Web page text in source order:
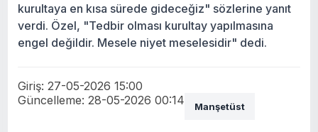
kurultaya en kısa sürede gideceğiz" sözlerine yanıt
verdi. Özel, "Tedbir olması kurultay yapılmasına
engel değildir. Mesele niyet meselesidir" dedi.
Giriş: 27-05-2026 15:00
Güncelleme: 28-05-2026 00:14
Manşetüst